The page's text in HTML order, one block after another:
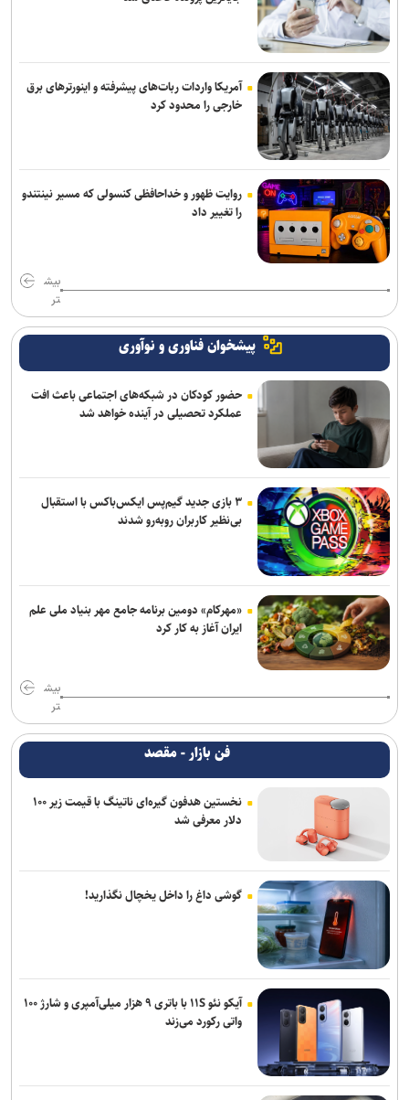
امروز پنجشنبه نبض ترافیک پایتخت به آرامی می‌زند
آمریکا واردات ربات‌های پیشرفته و اینورترهای برق
خارجی را محدود کرد
روایت ظهور و خداحافظی کنسولی که مسیر نینتندو
را تغییر داد
بیش
تر
پیشخوان فناوری و نوآوری
حضور کودکان در شبکه‌های اجتماعی باعث افت
عملکرد تحصیلی در آینده خواهد شد
۳ بازی جدید گیم‌پس ایکس‌باکس با استقبال
بی‌نظیر کاربران روبه‌رو شدند
«مهرکام» دومین برنامه جامع مهر بنیاد ملی علم
ایران آغاز به کار کرد
بیش
تر
فن بازار - مقصد
نخستین هدفون گیره‌ای ناتینگ با قیمت زیر ۱۰۰
دلار معرفی شد
گوشی داغ را داخل یخچال نگذارید!
آیکو نئو ۱۱S با باتری ۹ هزار میلی‌آمپری و شارژ ۱۰۰
واتی رکورد می‌زند